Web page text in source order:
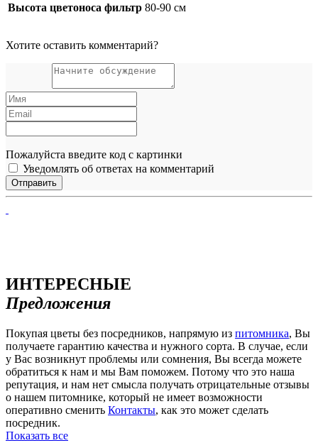
Высота цветоноса фильтр 80-90 см
Хотите оставить комментарий?
Пожалуйста введите код с картинки
Уведомлять об ответах на комментарий
ИНТЕРЕСНЫЕ
Предложения
Покупая цветы без посредников, напрямую из питомника, Вы
получаете гарантию качества и нужного сорта. В случае, если
у Вас возникнут проблемы или сомнения, Вы всегда можете
обратиться к нам и мы Вам поможем. Потому что это наша
репутация, и нам нет смысла получать отрицательные отзывы
о нашем питомнике, который не имеет возможности
оперативно сменить Контакты, как это может сделать
посредник.
Показать все